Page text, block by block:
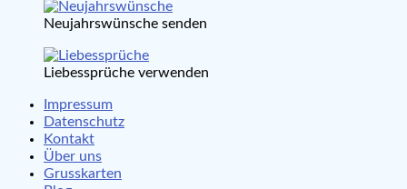
Neujahrswünsche senden
Liebessprüche verwenden
Impressum
Datenschutz
Kontakt
Über uns
Grusskarten